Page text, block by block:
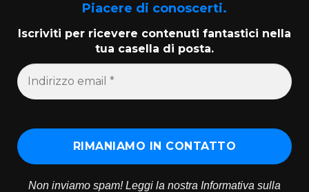
Piacere di conoscerti.
Iscriviti per ricevere contenuti fantastici nella
tua casella di posta.
Non inviamo spam! Leggi la nostra Informativa sulla